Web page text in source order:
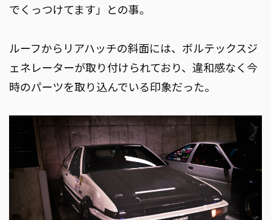
でくっつけてます」との事。
ルーフからリアハッチの斜面には、ボルテックスジ
ェネレーターが取り付けられており、違和感なく今
時のパーツを取り込んでいる印象だった。